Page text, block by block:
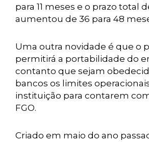
para 11 meses e o prazo total
aumentou de 36 para 48
Uma outra novidade é que o
permitirá a portabilidade do
contanto que sejam
bancos os limites
instituição para contarem
FGO.
Criado em maio do ano